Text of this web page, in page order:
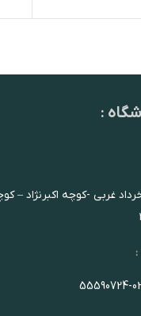
:
غربی -کوچه اکبرنژاد